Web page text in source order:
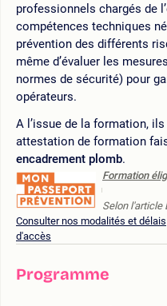
professionnels chargés de
compétences techniques
prévention des différents
même d’évaluer les
normes de sécurité) pour
opérateurs.
A l’issue de la formation,
attestation de formation
encadrement plomb.
Formation
Selon l'article
Consulter nos modalités et délais
d'accès
Programme